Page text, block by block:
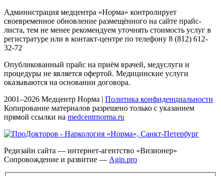
Администрация медцентра «Норма» контролирует
своевременное обновление размещённого на сайте прайс-
листа, тем не менее рекомендуем уточнять стоимость услуг в
регистратуре или в контакт-центре по телефону 8 (812) 612-
32-72
Опубликованный прайс на приём врачей, медуслуги и
процедуры не является офертой. Медицинские услуги
оказываются на основании договора.
2001–2026 Медцентр Норма | Политика конфиденциальности
Копирование материалов разрешено только с указанием
прямой ссылки на medcentrnorma.ru
Редизайн сайта — интернет-агентство «Визионер»
Сопровождение и развитие — Agin.pro